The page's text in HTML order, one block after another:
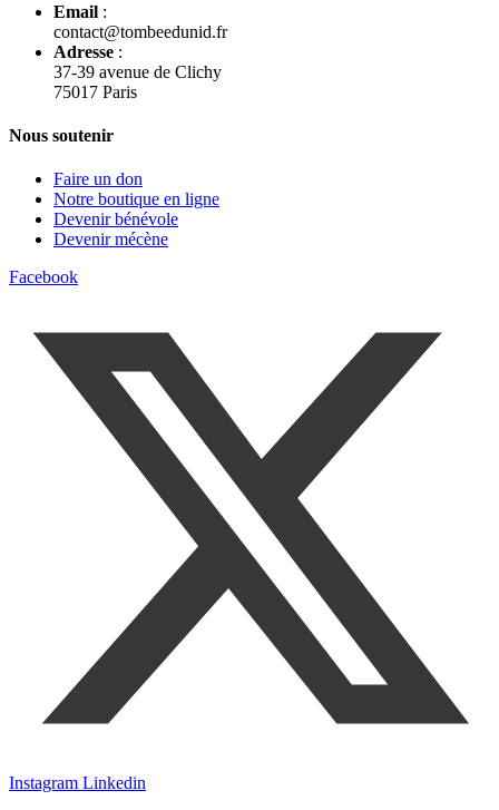
Email :
contact@tombeedunid.fr
Adresse :
37-39 avenue de Clichy
75017 Paris
Nous soutenir
Faire un don
Notre boutique en ligne
Devenir bénévole
Devenir mécène
Facebook
Instagram Linkedin